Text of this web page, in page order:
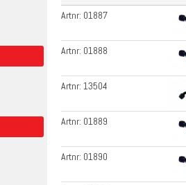
Artnr: 01887
Artnr: 01888
Artnr:13504
Artnr: 01889
Artnr: 01890